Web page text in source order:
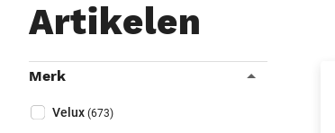
Artikelen
Filters
Merk
Merk (Optioneel)
Velux (673)